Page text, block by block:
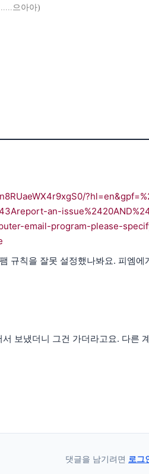
으아아)
an-
email-program-please-
규칙을 잘못 설정했나봐요. 피엠
보냈더니 그건 가더라고요. 다
댓글을 남기려면 로그